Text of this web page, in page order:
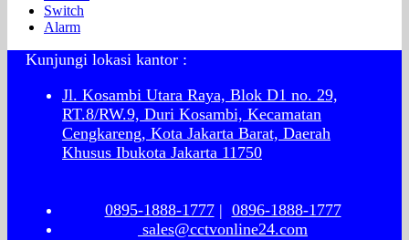
Switch
Alarm
Kunjungi lokasi kantor :
Jl. Kosambi Utara Raya, Blok D1 no. 29,
RT.8/RW.9, Duri Kosambi, Kecamatan
Cengkareng, Kota Jakarta Barat, Daerah
Khusus Ibukota Jakarta 11750
0895-1888-1777| 0896-1888-1777
sales@cctvonline24.com